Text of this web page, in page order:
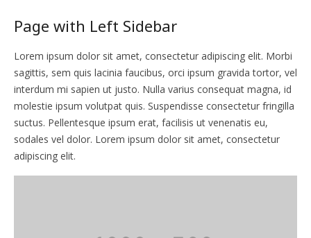
Page with Left Sidebar
Lorem ipsum dolor sit amet, consectetur adipiscing elit. Morbi
sagittis, sem quis lacinia faucibus, orci ipsum gravida tortor, vel
interdum mi sapien ut justo. Nulla varius consequat magna, id
molestie ipsum volutpat quis. Suspendisse consectetur fringilla
suctus. Pellentesque ipsum erat, facilisis ut venenatis eu,
sodales vel dolor. Lorem ipsum dolor sit amet, consectetur
adipiscing elit.